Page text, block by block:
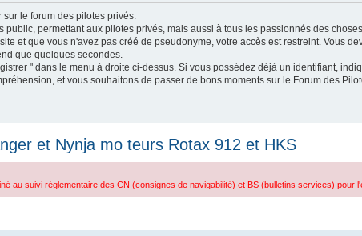
le forum des pilotes privés.
public, permettant aux pilotes privés, mais aussi à tous les passionnés des
et que vous n'avez pas créé de pseudonyme, votre accès est restreint. Vous
que quelques secondes.
" dans le menu à droite ci-dessus. Si vous possédez déjà un identifiant,
et vous souhaitons de passer de bons moments sur le Forum des
et Nynja mo teurs Rotax 912 et HKS
au suivi réglementaire des CN (consignes de navigabilité) et BS (bulletins services) pour